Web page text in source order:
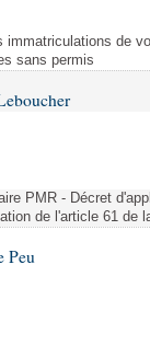
immatriculations de
sans permis
PMR - Décret
de l'article 61 de
Peu